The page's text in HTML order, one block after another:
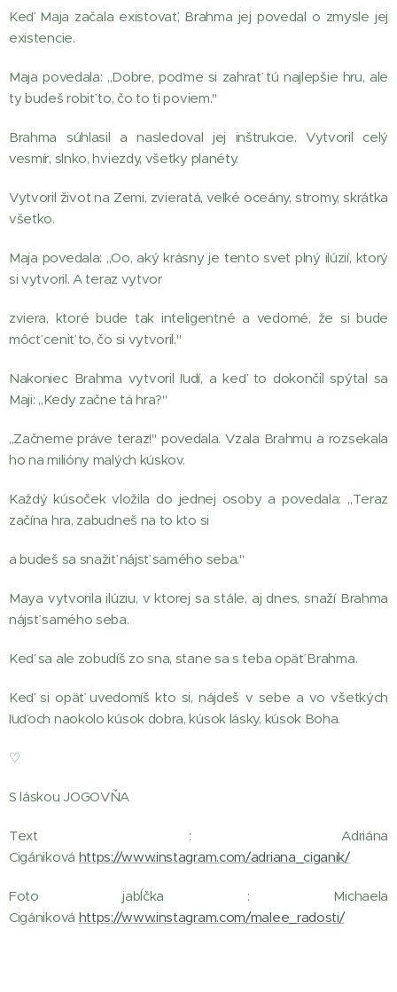
Keď Maja začala existovať, Brahma jej povedal o zmysle jej
existencie.
Maja povedala: ,,Dobre, poďme si zahrať tú najlepšie hru, ale
ty budeš robiť to, čo to ti poviem."
Brahma súhlasil a nasledoval jej inštrukcie. Vytvoril celý
vesmír, slnko, hviezdy, všetky planéty.
Vytvoril život na Zemi, zvieratá, veľké oceány, stromy, skrátka
všetko.
Maja povedala: ,,Oo, aký krásny je tento svet plný ilúzií, ktorý
si vytvoril. A teraz vytvor
zviera, ktoré bude tak inteligentné a vedomé, že si bude
môcť ceniť to, čo si vytvoril."
Nakoniec Brahma vytvoril ľudí, a keď to dokončil spýtal sa
Maji: ,,Kedy začne tá hra?"
,,Začneme práve teraz!" povedala. Vzala Brahmu a rozsekala
ho na milióny malých kúskov.
Každý kúsoček vložila do jednej osoby a povedala: ,,Teraz
začína hra, zabudneš na to kto si
a budeš sa snažiť nájsť samého seba."
Maya vytvorila ilúziu, v ktorej sa stále, aj dnes, snaží Brahma
nájsť samého seba.
Keď sa ale zobudíš zo sna, stane sa s teba opäť Brahma.
Keď si opäť uvedomíš kto si, nájdeš v sebe a vo všetkých
ľuďoch naokolo kúsok dobra, kúsok lásky, kúsok Boha.
♡
S láskou JOGOVŇA
Text : Adriána
Cigániková https://www.instagram.com/adriana_ciganik/
Foto jabĺčka : Michaela
Cigániková https://www.instagram.com/malee_radosti/